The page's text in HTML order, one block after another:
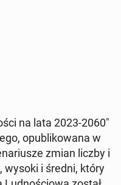
na lata 2023-2060"
opu­bli­ko­wa­na w
zmian liczby i
wysoki i średni, który